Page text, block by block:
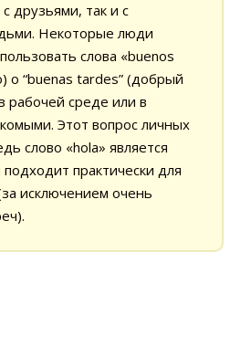
друзьями, так и с
Некоторые люди
слова «buenos
o “buenas tardes” (добрый
рабочей среде или в
Этот вопрос личных
слово «hola» является
практически для
исключением очень